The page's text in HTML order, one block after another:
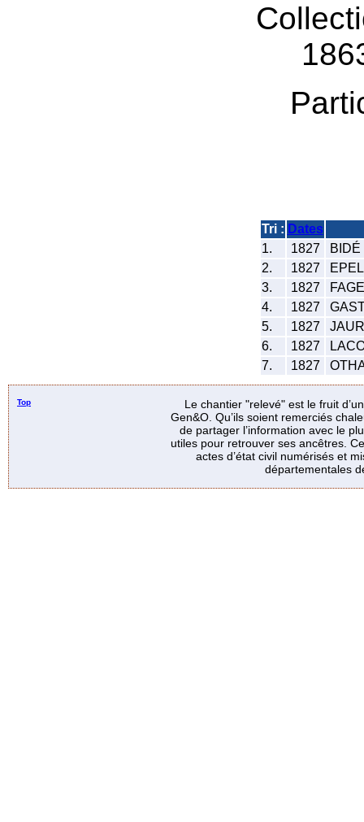
Tri : Dates
1.
1827
BIDÉ
2.
1827
3.
1827
4.
1827
5.
1827
6.
1827
7.
1827
Top
Le chantier "relevé" est le fruit
Gen&O. Qu’ils soient remerciés
de partager l’information avec le
utiles pour retrouver ses ancêtres.
actes d’état civil numérisés et
départementales